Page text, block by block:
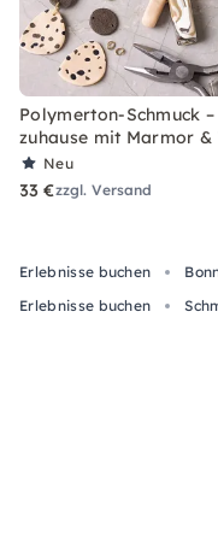
Polymerton-Schmuck
zuhause mit Marmor &
Neu
33 €zzgl. Versand
Erlebnisse buchen
Erlebnisse buchen